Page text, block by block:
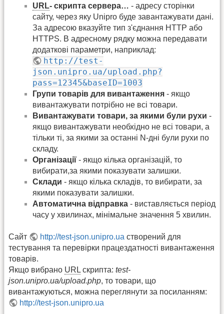
URL- скрипта сервера… - адресу сторінки
сайту, через яку Unipro буде завантажувати дані.
За адресою вказуйте тип з'єднання HTTP або
HTTPS. В адресному рядку можна передавати
додаткові параметри, наприклад:
http://test-
json.unipro.ua/upload.php?
pass=12345&baseID=1003
Групи товарів для вивантаження - якщо
вивантажувати потрібно не всі товари.
Вивантажувати товари, за якими були рухи -
якщо вивантажувати необхідно не всі товари, а
тільки ті, за якими за останні N-дні були рухи по
складу.
Організації - якщо кілька організацій, то
вибирати,за якими показувати залишки.
Склади - якщо кілька складів, то вибирати, за
якими показувати залишки.
Автоматична відправка - виставляється період
часу у хвилинах, мінімальне значення 5 хвилин.
Сайт http://test-json.unipro.ua створений для
тестування та перевірки працездатності вивантаження
товарів.
Якщо вибрано URLскрипта: test-
json.unipro.ua/upload.php, то товари, що
вивантажуються, можна переглянути за посиланням:
http://test-json.unipro.ua